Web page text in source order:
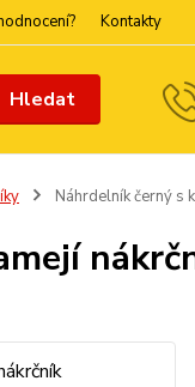
Kontakty
Hledat
Náhrdelník černý s